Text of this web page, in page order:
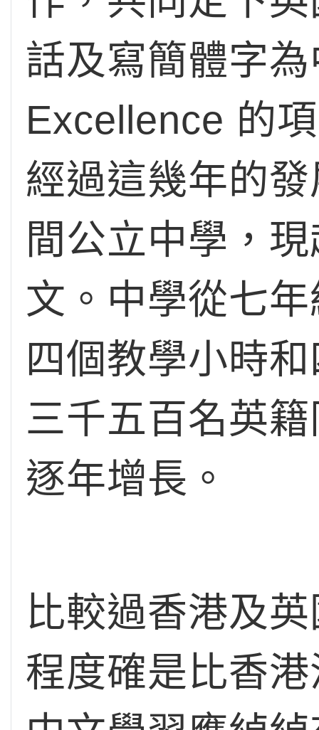
話及寫簡體字
Excellence 的
經過這幾年的
間公立中學，
文。中學從七
四個教學小時
三千五百名英
逐年增長。
比較過香港及
程度確是比香